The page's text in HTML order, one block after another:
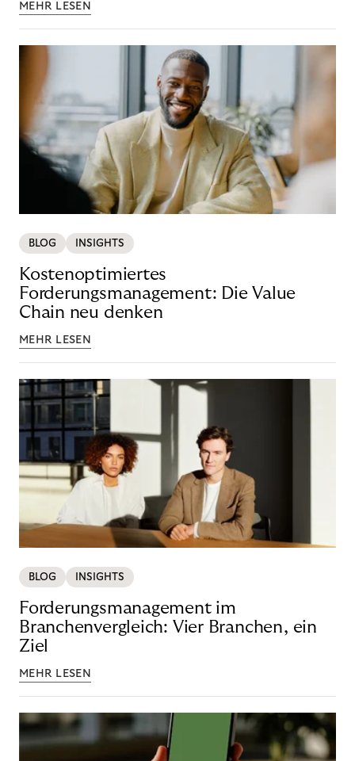
MEHR LESEN
BLOG INSIGHTS
Kostenoptimiertes
Forderungsmanagement: Die Value
Chain neu denken
MEHR LESEN
BLOG INSIGHTS
Forderungsmanagement im
Branchenvergleich: Vier Branchen, ein
Ziel
MEHR LESEN